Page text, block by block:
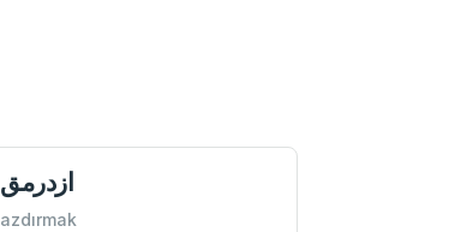
ازدرمق
azdırmak